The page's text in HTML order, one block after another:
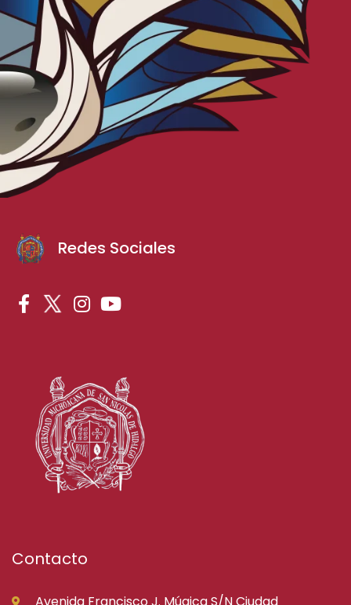
Redes Sociales
Contacto
Avenida Francisco J. Múgica S/N Ciudad